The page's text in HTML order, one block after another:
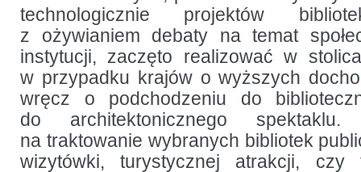
technologicznie projektów
z ożywianiem debaty na temat
instytucji, zaczęto realizować w
w przypadku krajów o wyższych
wręcz o podchodzeniu do
do architektonicznego
na traktowanie wybranych bibliotek
wizytówki, turystycznej atrakcji,